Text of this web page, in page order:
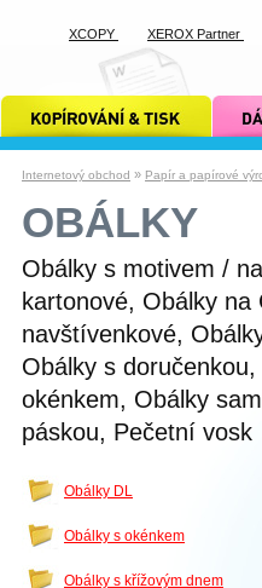
Internetový obchod » Papír a papírové
OBÁLKY
Obálky s motivem /
kartonové, Obálky
navštívenkové,
Obálky s
okénkem, Obálky
páskou, Pečetní vosk
Obálky DL
Obálky s okénkem
Obálky s křížovým dnem
kopírování a tisk xcopy dárkové
XCOPY XEROX Partner